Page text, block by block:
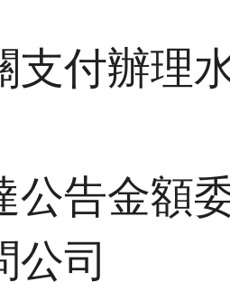
付辦理水
告金額委
公司